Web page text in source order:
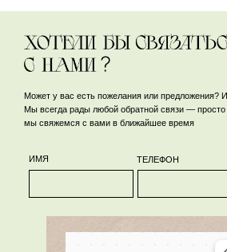
Может у вас есть пожелания или предложения?
Мы всегда рады любой обратной связи —
мы свяжемся с вами в ближайшее время
ИМЯ ТЕЛЕФОН